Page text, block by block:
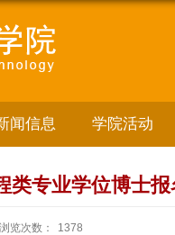
闻信息 学院活动
类专业学位博士
浏览次数： 1378